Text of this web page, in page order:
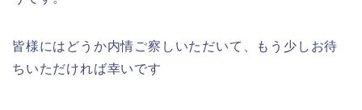
皆様にはどうか内情ご察しいただいて、もう少しお待
ちいただければ幸いです